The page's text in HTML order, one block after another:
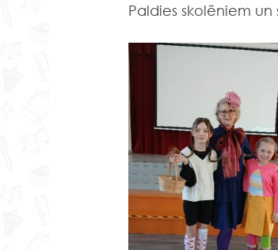
Paldies skolēniem